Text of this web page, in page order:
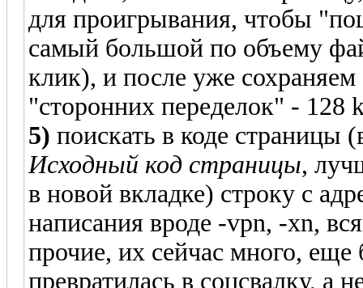
для проигрывания, чтобы
самый большой по объему
клик), и после уже сохраняем
"сторонних переделок" - 128
5) поискать в коде страницы
Исходный код страницы,
в новой вкладке) строку с
написания вроде -vpn, -xn,
прочие, их сейчас много,
превратилась в соцсвалку, а